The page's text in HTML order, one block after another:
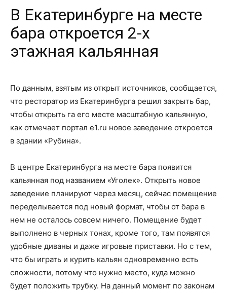
В Екатеринбурге на месте
бара откроется 2-х
этажная кальянная
По данным, взятым из открыт источников, сообщается,
что ресторатор из Екатеринбурга решил закрыть бар,
чтобы открыть га его месте масштабную кальянную,
как отмечает портал e1.ru новое заведение откроется
в здании «Рубина».
В центре Екатеринбурга на месте бара появится
кальянная под названием «Уголек». Открыть новое
заведение планируют через месяц, сейчас помещение
переделывается под новый формат, чтобы от бара в
нем не осталось совсем ничего. Помещение будет
выполнено в черных тонах, кроме того, там появятся
удобные диваны и даже игровые приставки. Но с тем,
что бы играть и курить кальян одновременно есть
сложности, потому что нужно место, куда можно
будет положить трубку. На данный момент по законам